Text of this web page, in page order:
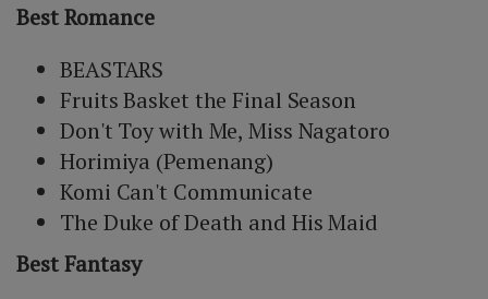
Best Romance
BEASTARS
Fruits Basket the Final Season
Don't Toy with Me, Miss Nagatoro
Horimiya (Pemenang)
Komi Can't Communicate
The Duke of Death and His Maid
Best Fantasy